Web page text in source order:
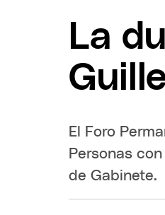
La
El Foro
Personas
de Gabinete.